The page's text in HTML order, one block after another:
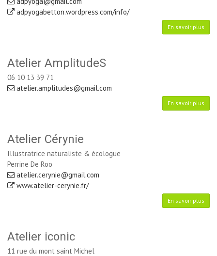
adpyogabetton.wordpress.com/info/
En savoir plus
Atelier AmplitudeS
06 10 13 39 71
atelier.amplitudes@gmail.com
En savoir plus
Atelier Cérynie
Illustratrice naturaliste & écologue
Perrine De Roo
atelier.cerynie@gmail.com
www.atelier-cerynie.fr/
En savoir plus
Atelier iconic
11 rue du mont saint Michel